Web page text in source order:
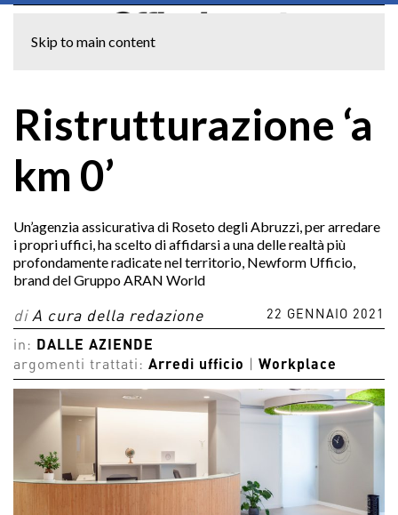
Skip to main content
Ristrutturazione ‘a
km 0’
Un’agenzia assicurativa di Roseto degli Abruzzi, per arredare
i propri uffici, ha scelto di affidarsi a una delle realtà più
profondamente radicate nel territorio, Newform Ufficio,
brand del Gruppo ARAN World
di A cura della redazione 22 GENNAIO 2021
in:
DALLE AZIENDE
argomenti trattati: Arredi ufficio Workplace